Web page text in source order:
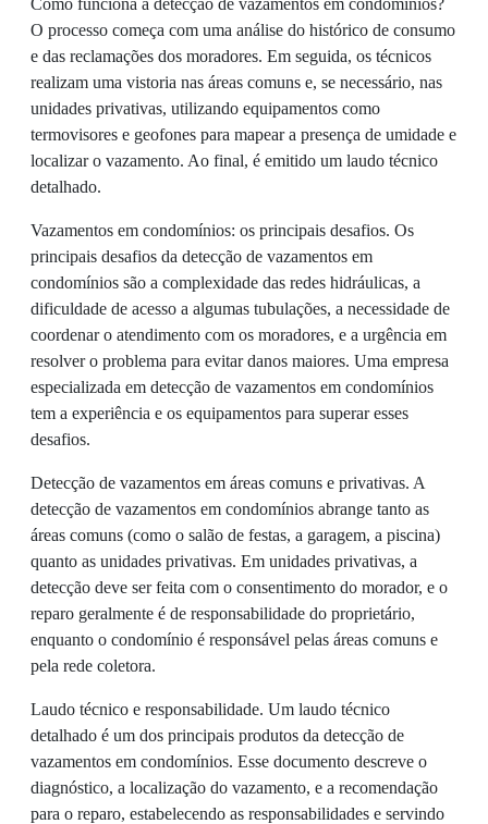
O processo começa com uma análise do histórico de consumo
e das reclamações dos moradores. Em seguida, os técnicos
realizam uma vistoria nas áreas comuns e, se necessário, nas
unidades privativas, utilizando equipamentos como
termovisores e geofones para mapear a presença de umidade e
localizar o vazamento. Ao final, é emitido um laudo técnico
detalhado.
Vazamentos em condomínios: os principais desafios. Os
principais desafios da detecção de vazamentos em
condomínios são a complexidade das redes hidráulicas, a
dificuldade de acesso a algumas tubulações, a necessidade de
coordenar o atendimento com os moradores, e a urgência em
resolver o problema para evitar danos maiores. Uma empresa
especializada em detecção de vazamentos em condomínios
tem a experiência e os equipamentos para superar esses
desafios.
Detecção de vazamentos em áreas comuns e privativas. A
detecção de vazamentos em condomínios abrange tanto as
áreas comuns (como o salão de festas, a garagem, a piscina)
quanto as unidades privativas. Em unidades privativas, a
detecção deve ser feita com o consentimento do morador, e o
reparo geralmente é de responsabilidade do proprietário,
enquanto o condomínio é responsável pelas áreas comuns e
pela rede coletora.
Laudo técnico e responsabilidade. Um laudo técnico
detalhado é um dos principais produtos da detecção de
vazamentos em condomínios. Esse documento descreve o
diagnóstico, a localização do vazamento, e a recomendação
para o reparo, estabelecendo as responsabilidades e servindo